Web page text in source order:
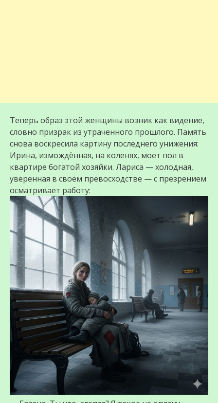
Теперь образ этой женщины возник как видение,
словно призрак из утраченного прошлого. Память
снова воскресила картину последнего унижения:
Ирина, измождённая, на коленях, моет пол в
квартире богатой хозяйки. Лариса — холодная,
уверенная в своём превосходстве — с презрением
осматривает работу: